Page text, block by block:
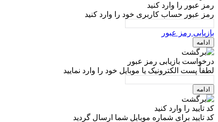
رمز عبور را وارد کنید
رمز عبور حساب کاربری خود را وارد کنید
بازیابی رمز عبور
ادامه
درخواست بازیابی رمز عبور
لطفاً پست الکترونیک یا موبایل خود را وارد نمایید
ادامه
کد تایید را وارد کنید
کد تایید برای شماره موبایل شما ارسال گردید